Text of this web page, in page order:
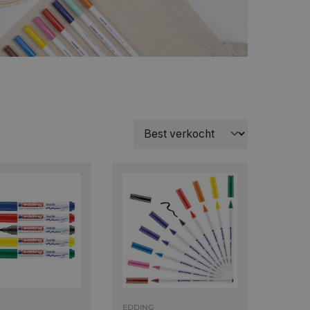
EDDING